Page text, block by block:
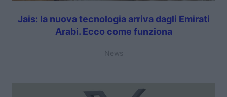
Jais: la nuova tecnologia arriva dagli Emirati
Arabi. Ecco come funziona
News